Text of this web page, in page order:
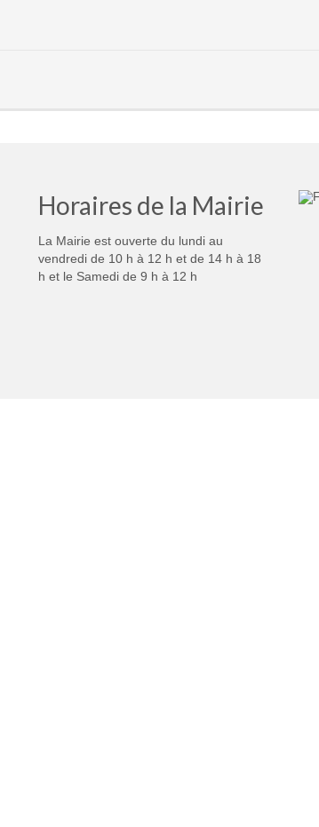
Horaires de la Mairie
La Mairie est ouverte du lundi au
vendredi de 10 h à 12 h et de 14 h à 18
h et le Samedi de 9 h à 12 h